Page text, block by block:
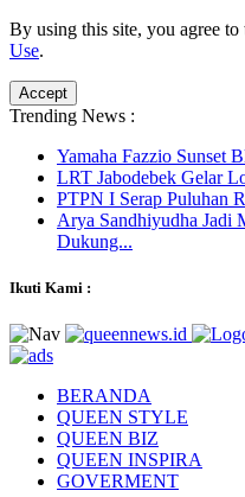
By using this site, you agree to
Use.
Accept
Trending News :
Yamaha Fazzio Sunset
LRT Jabodebek Gelar
PTPN I Serap Puluhan
Arya Sandhiyudha Jadi
Dukung...
Ikuti Kami :
BERANDA
QUEEN STYLE
QUEEN BIZ
QUEEN INSPIRA
GOVERMENT